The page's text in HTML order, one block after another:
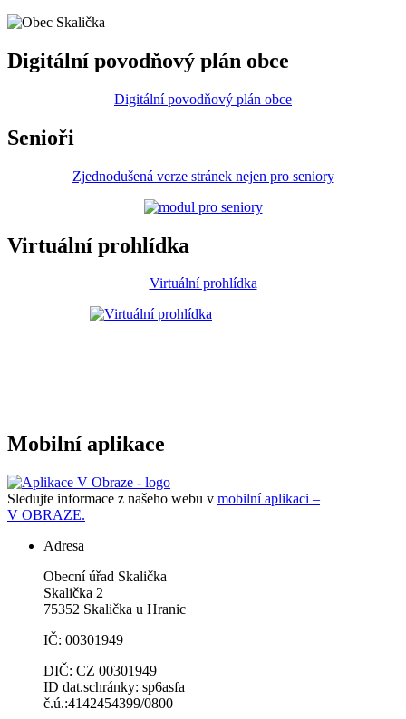
Digitální povodňový plán obce
Digitální povodňový plán obce
Senioři
Zjednodušená verze stránek nejen pro seniory
Virtuální prohlídka
Virtuální prohlídka
Mobilní aplikace
Sledujte informace z našeho webu v mobilní aplikaci –
V OBRAZE.
Adresa
Obecní úřad Skalička
Skalička 2
75352 Skalička u Hranic
IČ: 00301949
DIČ: CZ 00301949
ID dat.schránky: sp6asfa
č.ú.:4142454399/0800